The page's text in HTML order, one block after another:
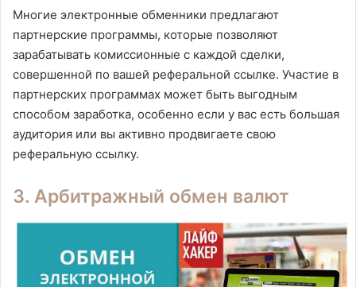
Многие электронные обменники предлагают
партнерские программы, которые позволяют
зарабатывать комиссионные с каждой сделки,
совершенной по вашей реферальной ссылке. Участие в
партнерских программах может быть выгодным
способом заработка, особенно если у вас есть большая
аудитория или вы активно продвигаете свою
реферальную ссылку.
3. Арбитражный обмен валют